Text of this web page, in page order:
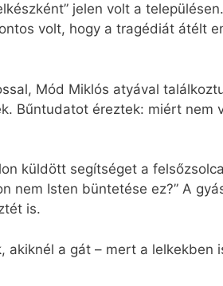
jelen volt a
volt, hogy a tragédiát átélt
Mód Miklós atyával
Bűntudatot éreztek: miért nem
küldött segítséget a
nem Isten büntetése ez?” A
is.
akiknél a gát – mert a lelkekben